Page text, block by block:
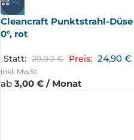
-17%
Cleancraft Punktstrahl-Düse
0°, rot
Statt: 29,90€ Preis: 24,90 €
inkl. MwSt
ab 3,00 € / Monat